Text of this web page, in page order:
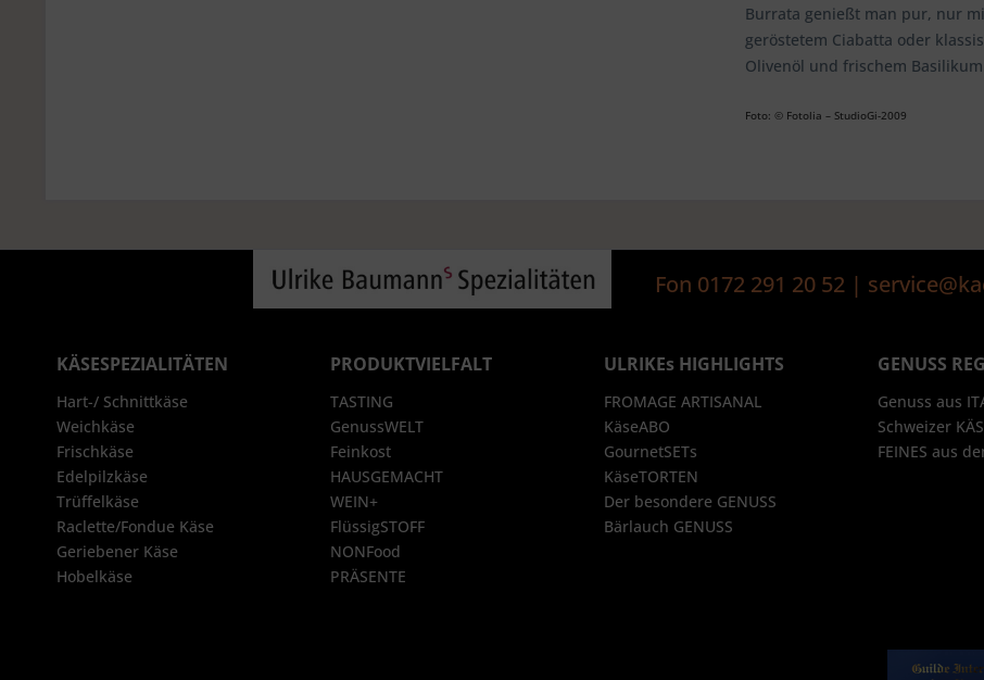
Burrata genießt man pur, nur
geröstetem Ciabatta oder
Olivenöl und frischem
Foto: © Fotolia – StudioGi-2009
Fon 0172 291 20 52 |
KÄSESPEZIALITÄTEN
Hart-/ Schnittkäse
Weichkäse
Frischkäse
Edelpilzkäse
Trüffelkäse
Raclette/Fondue Käse
Geriebener Käse
Hobelkäse
PRODUKTVIELFALT
TASTING
GenussWELT
Feinkost
HAUSGEMACHT
WEIN+
FlüssigSTOFF
NONFood
PRÄSENTE
ULRIKEs HIGHLIGHTS
FROMAGE ARTISANAL
KäseABO
GournetSETs
KäseTORTEN
Der besondere GENUSS
Bärlauch GENUSS
GENUSS
Genuss aus
Schweizer
FEINES aus